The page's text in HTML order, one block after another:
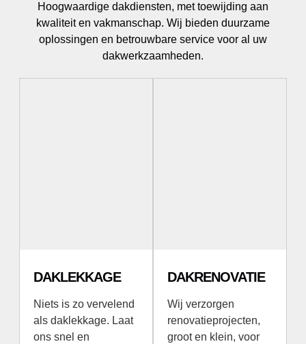
Hoogwaardige dakdiensten, met toewijding aan
kwaliteit en vakmanschap. Wij bieden duurzame
oplossingen en betrouwbare service voor al uw
dakwerkzaamheden.
DAKLEKKAGE
Niets is zo vervelend
als daklekkage. Laat
ons snel en
DAKRENOVATIE
Wij verzorgen
renovatieprojecten,
groot en klein, voor